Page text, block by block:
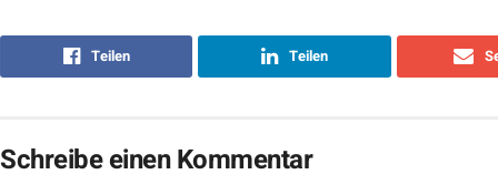
Teilen Teilen
Schreibe einen Kommentar